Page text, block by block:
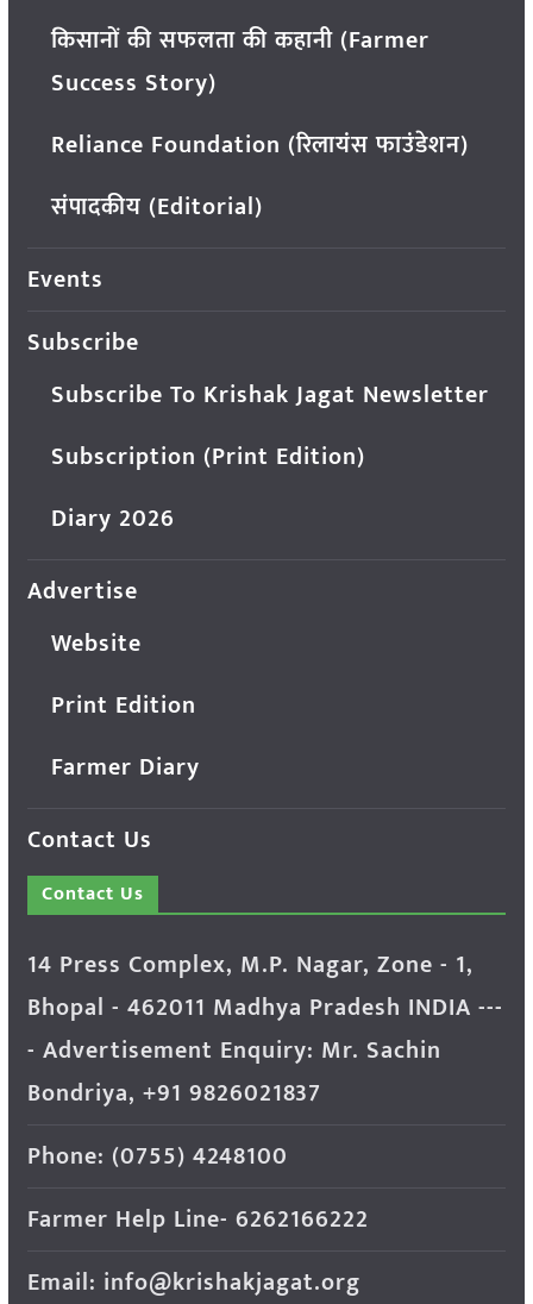
किसानों की सफलता की कहानी (Farmer
Success Story)
Reliance Foundation (रिलायंस फाउंडेशन)
संपादकीय (Editorial)
Events
Subscribe
Subscribe To Krishak Jagat Newsletter
Subscription (Print Edition)
Diary 2026
Advertise
Website
Print Edition
Farmer Diary
Contact Us
Contact Us
14 Press Complex, M.P. Nagar, Zone - 1,
Bhopal - 462011 Madhya Pradesh INDIA ---
- Advertisement Enquiry: Mr. Sachin
Bondriya, +91 9826021837
Phone: (0755) 4248100
Farmer Help Line- 6262166222
Email: info@krishakjagat.org